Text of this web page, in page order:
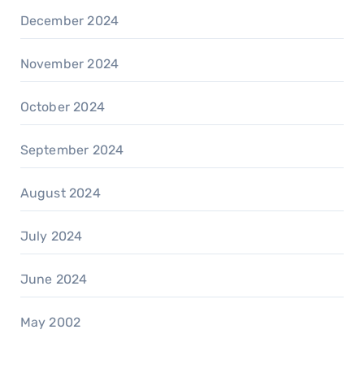
December 2024
November 2024
October 2024
September 2024
August 2024
July 2024
June 2024
May 2002